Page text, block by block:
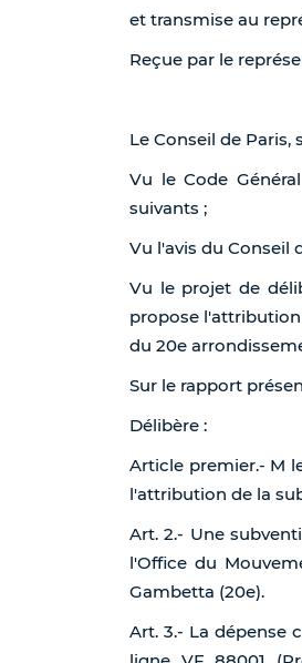
et transmise au
Reçue par le
Le Conseil de
Vu le Code
suivants ;
Vu l'avis du Conseil
Vu le projet de
propose
du 20e
Sur le rapport
Délibère :
Article premier.- M
l'attribution de la
Art. 2.- Une
l'Office du
Gambetta (20e).
Art. 3.- La dépense